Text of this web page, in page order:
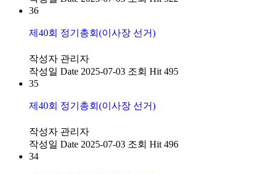
36
제40회 정기총회(이사장 선거)
작성자 관리자
작성일 Date 2025-07-03 조회 Hit 495
35
제40회 정기총회(이사장 선거)
작성자 관리자
작성일 Date 2025-07-03 조회 Hit 496
34